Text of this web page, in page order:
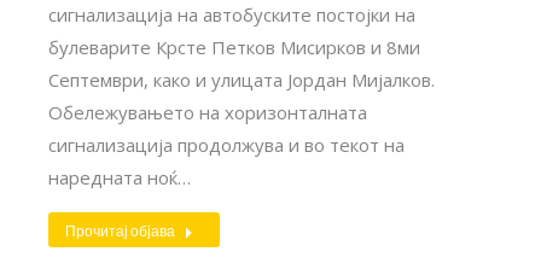
сигнализација на автобуските постојки на
булеварите Крсте Петков Мисирков и 8ми
Септември, како и улицата Јордан Мијалков.
Обележувањето на хоризонталната
сигнализација продолжува и во текот на
наредната ноќ…
Прочитај објава